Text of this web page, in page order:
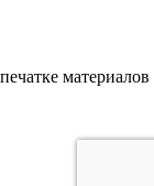
материалов